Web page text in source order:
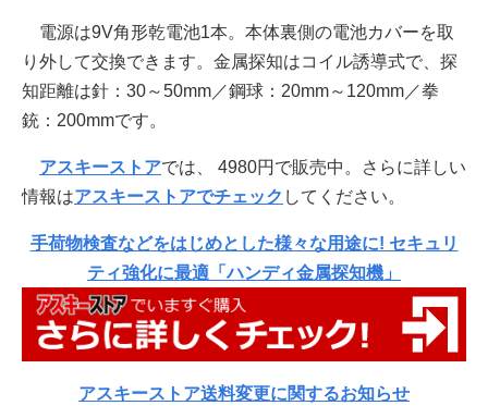
電源は9V角形乾電池1本。本体裏側の電池カバーを取
り外して交換できます。金属探知はコイル誘導式で、探
知距離は針：30～50mm／鋼球：20mm～120mm／拳
銃：200mmです。
アスキーストアでは、 4980円で販売中。さらに詳しい
情報はアスキーストアでチェック してください。
手荷物検査などをはじめとした様々な用途に! セキュリ
ティ強化に最適「ハンディ金属探知機」
アスキーストア送料変更に関するお知らせ